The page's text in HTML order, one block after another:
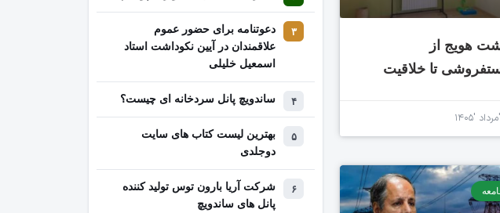
هویج از
تا خلاقیت
دعوتنامه برای حضور عموم
علاقمندان در آیین نکوداشت استاد
اسمعیل خلیلی
ساندویچ پانل سردخانه ای چیست؟
بهترین لیست کتاب‌ های سایت
دوجلدی
شرکت آریا بارون توس تولید کننده
پانل های ساندویچ